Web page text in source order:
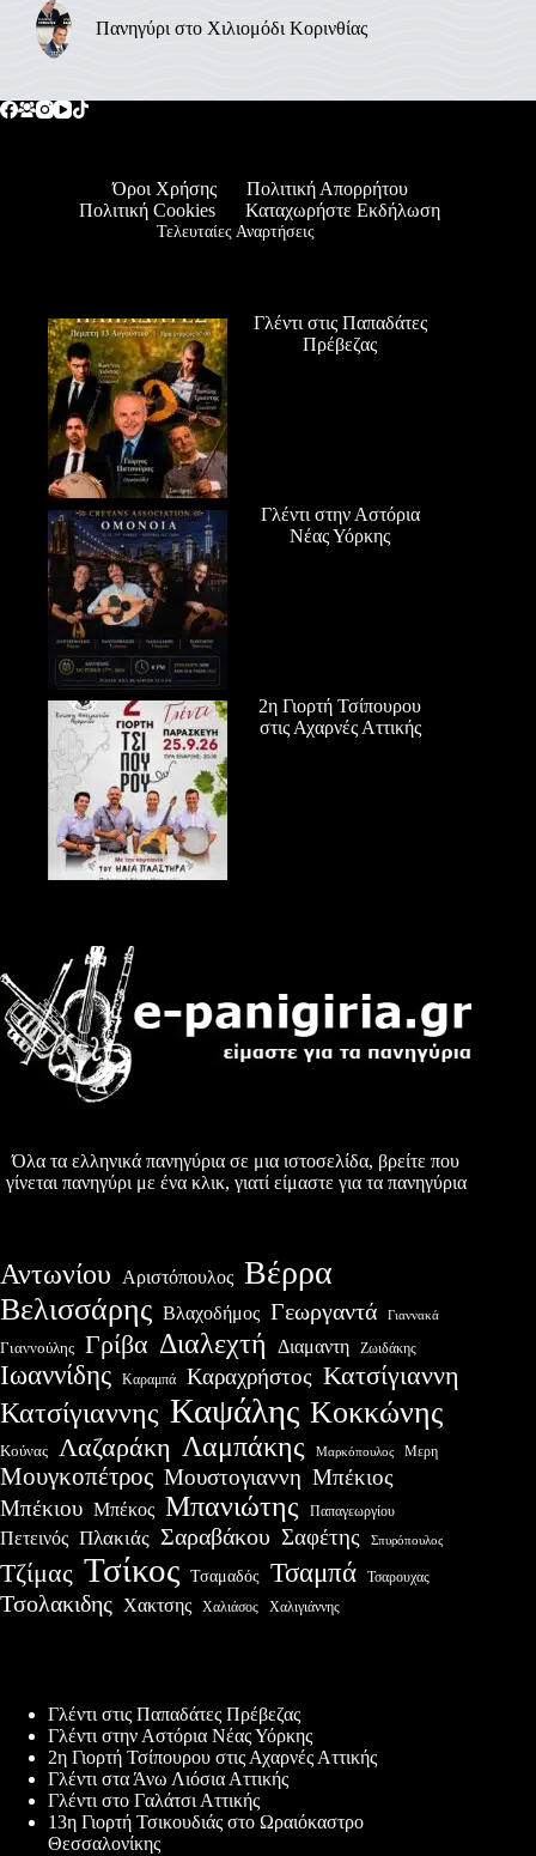
Πανηγύρι στο Χιλιομόδι Κορινθίας
Όροι Χρήσης
Πολιτική Απορρήτου
Πολιτική Cookies
Καταχωρήστε Εκδήλωση
Τελευταίες Αναρτήσεις
Γλέντι στις Παπαδάτες
Πρέβεζας
Γλέντι στην Αστόρια
Νέας Υόρκης
2η Γιορτή Τσίπουρου
στις Αχαρνές Αττικής
Όλα τα ελληνικά πανηγύρια σε μια ιστοσελίδα, βρείτε που
γίνεται πανηγύρι με ένα κλικ, γιατί είμαστε για τα πανηγύρια
Αντωνίου Αριστόπουλος Βέρρα
Βελισσάρης Βλαχοδήμος Γεωργαντά Γιαννακά
Γιαννούλης Γρίβα Διαλεχτή Διαμαντη Ζωιδάκης
Ιωαννίδης Καραμπά Καραχρήστος Κατσίγιαννη
Κατσίγιαννης Καψάλης Κοκκώνης
Κούνας Λαζαράκη Λαμπάκης Μαρκόπουλος Μερη
Μουγκοπέτρος Μουστογιαννη Μπέκιος
Μπέκιου Μπέκος Μπανιώτης Παπαγεωργίου
Πετεινός Πλακιάς Σαραβάκου Σαφέτης Σπυρόπουλος
Τζίμας Τσίκος Τσαμαδός Τσαμπά Τσαρουχας
Τσολακιδης Χακτσης Χαλιάσος Χαλιγιάννης
Γλέντι στις Παπαδάτες Πρέβεζας
Γλέντι στην Αστόρια Νέας Υόρκης
2η Γιορτή Τσίπουρου στις Αχαρνές Αττικής
Γλέντι στα Άνω Λιόσια Αττικής
Γλέντι στο Γαλάτσι Αττικής
13η Γιορτή Τσικουδιάς στο Ωραιόκαστρο
Θεσσαλονίκης